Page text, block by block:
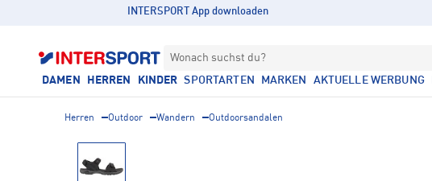
INTERSPORT App downloaden
Wonach suchst du?
DAMEN HERREN KINDER SPORTARTEN MARKEN AKTUELLE WERBUNG
Herren Outdoor Wandern Outdoorsandalen